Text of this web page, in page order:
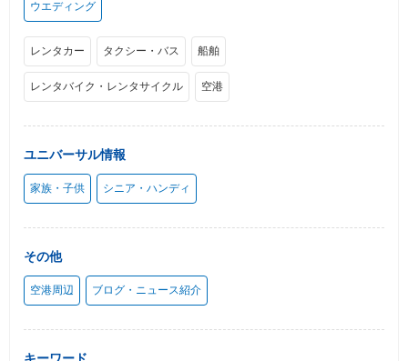
ウエディング
レンタカー タクシー・バス 船舶
レンタバイク・レンタサイクル 空港
ユニバーサル情報
家族・子供 シニア・ハンディ
その他
空港周辺 ブログ・ニュース紹介